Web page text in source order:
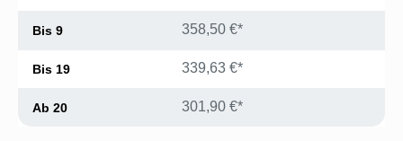
Bis 9 358,50 €*
Bis 19 339,63 €*
Ab 20 301,90 €*